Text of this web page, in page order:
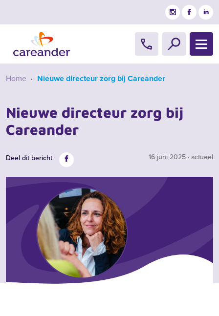
Home · Nieuwe directeur zorg bij Careander
Nieuwe directeur zorg bij
Careander
Deel dit bericht 16 juni 2025 · actueel